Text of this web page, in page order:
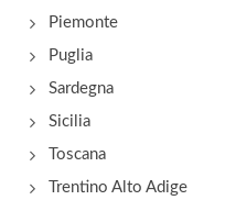
Piemonte
Puglia
Sardegna
Sicilia
Toscana
Trentino Alto Adige